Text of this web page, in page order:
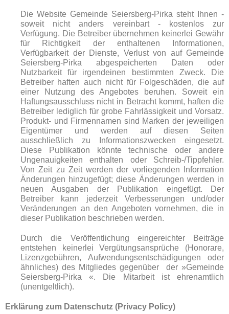
Die Website Gemeinde Seiersberg-Pirka steht Ihnen -
soweit nicht anders vereinbart - kostenlos zur
Verfügung. Die Betreiber übernehmen keinerlei Gewähr
für Richtigkeit der enthaltenen Informationen,
Verfügbarkeit der Dienste, Verlust von auf Gemeinde
Seiersberg-Pirka abgespeicherten Daten oder
Nutzbarkeit für irgendeinen bestimmten Zweck. Die
Betreiber haften auch nicht für Folgeschäden, die auf
einer Nutzung des Angebotes beruhen. Soweit ein
Haftungsausschluss nicht in Betracht kommt, haften die
Betreiber lediglich für grobe Fahrlässigkeit und Vorsatz.
Produkt- und Firmennamen sind Marken der jeweiligen
Eigentümer und werden auf diesen Seiten
ausschließlich zu Informationszwecken eingesetzt.
Diese Publikation könnte technische oder andere
Ungenauigkeiten enthalten oder Schreib-/Tippfehler.
Von Zeit zu Zeit werden der vorliegenden Information
Änderungen hinzugefügt; diese Änderungen werden in
neuen Ausgaben der Publikation eingefügt. Der
Betreiber kann jederzeit Verbesserungen und/oder
Veränderungen an den Angeboten vornehmen, die in
dieser Publikation beschrieben werden.
Durch die Veröffentlichung eingereichter Beiträge
entstehen keinerlei Vergütungsansprüche (Honorare,
Lizenzgebühren, Aufwendungsentschädigungen oder
ähnliches) des Mitgliedes gegenüber der »Gemeinde
Seiersberg-Pirka «. Die Mitarbeit ist ehrenamtlich
(unentgeltlich).
Erklärung zum Datenschutz (Privacy Policy)